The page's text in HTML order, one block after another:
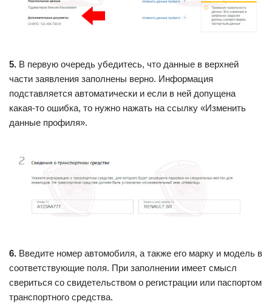
5. В первую очередь убедитесь, что данные в верхней
части заявления заполнены верно. Информация
подставляется автоматически и если в ней допущена
какая-то ошибка, то нужно нажать на ссылку «Изменить
данные профиля».
6. Введите номер автомобиля, а также его марку и модель в
соответствующие поля. При заполнении имеет смысл
свериться со свидетельством о регистрации или паспортом
транспортного средства.